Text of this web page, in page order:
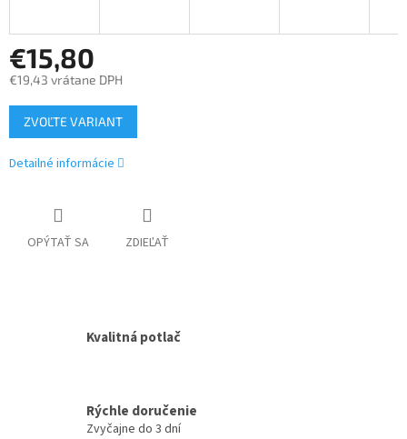
€15,80
€19,43 vrátane DPH
Jednotková
cena:
ZVOĽTE VARIANT
Detailné informácie
OPÝTAŤ SA ZDIEĽAŤ
Kvalitná potlač
Rýchle doručenie
Zvyčajne do 3 dní